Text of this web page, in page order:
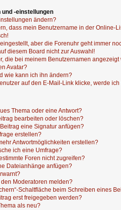
-einstellungen
ändern?
dass mein Benutzername in der Online-
aber die Forenuhr geht immer
diesem Board nicht zur Auswahl!
die bei meinem Benutzernamen angezeigt
Avatar?
wie kann ich ihn ändern?
auf den E-Mail-Link klicke, werde
Thema oder eine Antwort?
bearbeiten oder löschen?
eine Signatur anfügen?
erstellen?
Antwortmöglichkeiten erstellen?
ich eine Umfrage?
Foren nicht zugreifen?
Dateianhänge anfügen?
Moderatoren melden?
Schaltfläche beim Schreiben eines
erst freigegeben werden?
als neu?